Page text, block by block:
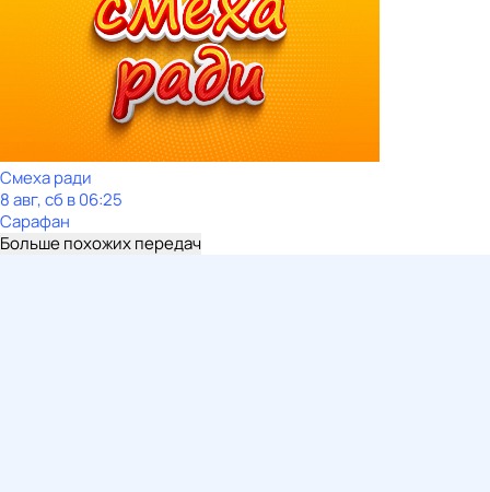
Смеха ради
8 авг, сб в 06:25
Сарафан
Больше похожих передач